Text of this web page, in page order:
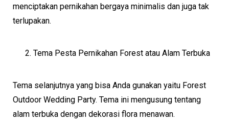
menciptakan pernikahan bergaya minimalis dan juga tak
terlupakan.
Tema Pesta Pernikahan Forest atau Alam Terbuka
Tema selanjutnya yang bisa Anda gunakan yaitu Forest
Outdoor Wedding Party. Tema ini mengusung tentang
alam terbuka dengan dekorasi flora menawan.